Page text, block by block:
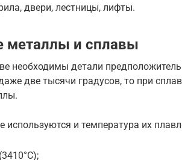
двери, лестницы, лифты.
металлы и сплавы
необходимы детали
две тысячи градусов, то при
используются и температура их